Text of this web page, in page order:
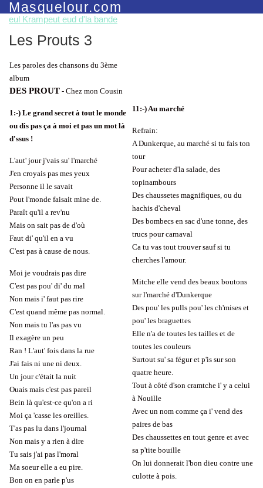
Masquelour.com
eul Krampeut eud d'la bande
Les Prouts 3
Les paroles des chansons du 3ème
album
DES PROUT - Chez mon Cousin
1:-) Le grand secret à tout le monde
ou dis pas ça à moi et pas un mot là
d'ssus !
L'aut' jour j'vais su' l'marché
J'en croyais pas mes yeux
Personne il le savait
Pout l'monde faisait mine de.
Paraît qu'il a rev'nu
Mais on sait pas de d'où
Faut di' qu'il en a vu
C'est pas à cause de nous.
Moi je voudrais pas dire
C'est pas pou' di' du mal
Non mais i' faut pas rire
C'est quand même pas normal.
Non mais tu l'as pas vu
Il exagère un peu
Ran ! L'aut' fois dans la rue
J'ai fais ni une ni deux.
Un jour c'était la nuit
Ouais mais c'est pas pareil
Bein là qu'est-ce qu'on a ri
Moi ça 'casse les oreilles.
T'as pas lu dans l'journal
Non mais y a rien à dire
Tu sais j'ai pas l'moral
Ma soeur elle a eu pire.
Bon on en parle p'us
11:-) Au marché
Refrain:
A Dunkerque, au marché si tu fais ton
tour
Pour acheter d'la salade, des
topinambours
Des chaussetes magnifiques, ou du
hachis d'cheval
Des bombecs en sac d'une tonne, des
trucs pour carnaval
Ca tu vas tout trouver sauf si tu
cherches l'amour.
Mitche elle vend des beaux boutons
sur l'marché d'Dunkerque
Des pou' les pulls pou' les ch'mises et
pou' les braguettes
Elle n'a de toutes les tailles et de
toutes les couleurs
Surtout su' sa fégur et p'is sur son
quatre heure.
Tout à côté d'son cramtche i' y a celui
à Nouille
Avec un nom comme ça i' vend des
paires de bas
Des chaussettes en tout genre et avec
sa p'tite bouille
On lui donnerait l'bon dieu contre une
culotte à pois.